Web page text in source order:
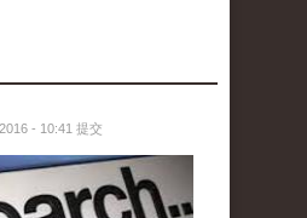
- 10:41 提交